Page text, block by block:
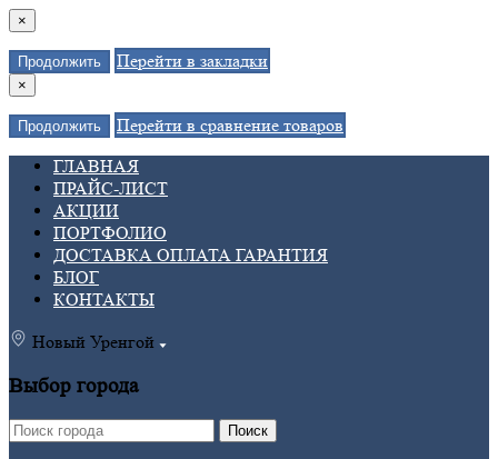
×
Продолжить Перейти в закладки
×
Продолжить
Перейти в сравнение товаров
ГЛАВНАЯ
ПРАЙС-ЛИСТ
АКЦИИ
ПОРТФОЛИО
ДОСТАВКА ОПЛАТА ГАРАНТИЯ
БЛОГ
КОНТАКТЫ
Новый Уренгой
Выбор города
Поиск